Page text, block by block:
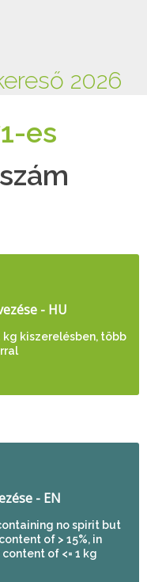
2026
es
- HU
kg kiszerelésben, több
- EN
no spirit but
of > 15%, in
of <= 1 kg